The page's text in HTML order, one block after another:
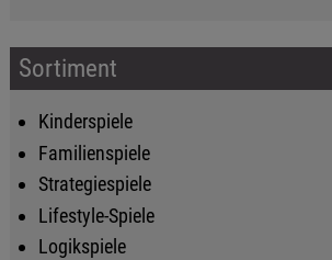
Sortiment
Kinderspiele
Familienspiele
Strategiespiele
Lifestyle-Spiele
Logikspiele